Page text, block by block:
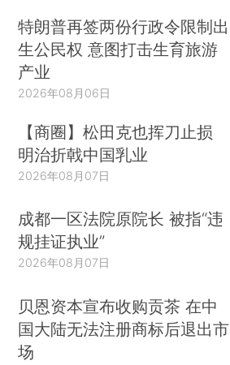
特朗普再签两份行政令限制出
生公民权 意图打击生育旅游
产业
2026年08月06日
【商圈】松田克也挥刀止损
明治折戟中国乳业
2026年08月07日
成都一区法院原院长 被指“违
规挂证执业”
2026年08月07日
贝恩资本宣布收购贡茶 在中
国大陆无法注册商标后退出市
场